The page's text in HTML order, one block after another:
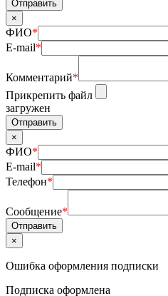
×
ФИО*
E-mail*
Комментарий*
Прикрепить файл
загружен
×
ФИО*
E-mail*
Телефон*
Сообщение*
×
Ошибка оформления подписки
Подписка оформлена